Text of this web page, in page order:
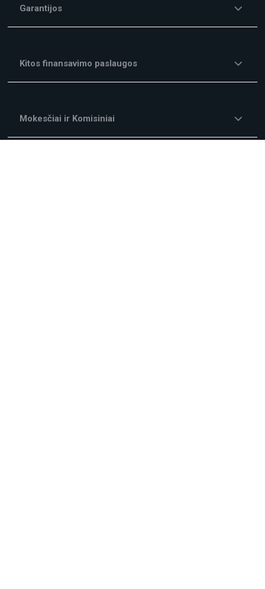
Garantijos
Kitos finansavimo paslaugos
Mokesčiai ir Komisiniai